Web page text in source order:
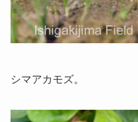
シマアカモズ。